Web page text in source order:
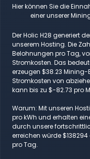
Hier können Sie die
einer unserer
Der Holic H28 generiert
unserem Hosting. Die
Belohnungen pro Tag,
Stromkosten. Das
erzeugen $38.23
Stromkosten von
kann bis zu $-82.73 pro
Warum: Mit unseren
pro kWh und erhalten
durch unsere
erreichen würde
pro Tag.